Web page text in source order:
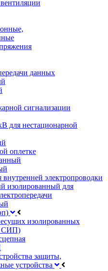
данных
сигнализации
для нестационарной
оплетке
электропроводки
изолированный для
изолированных
СИП)
защиты,
устройства